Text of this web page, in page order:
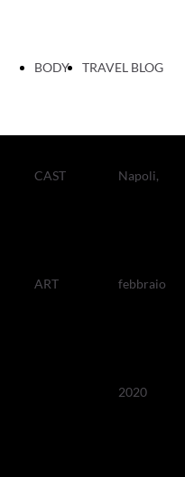
BODY
CAST
ART
TRAVEL BLOG
Napoli,
febbraio
2020